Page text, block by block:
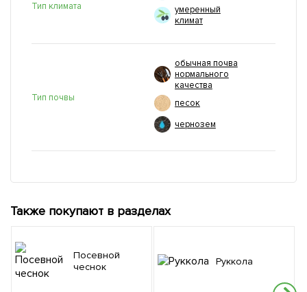
Тип климата
умеренный
климат
Тип почвы
обычная почва
нормального
качества
песок
чернозем
Также покупают в разделах
Посевной
чеснок
Руккола